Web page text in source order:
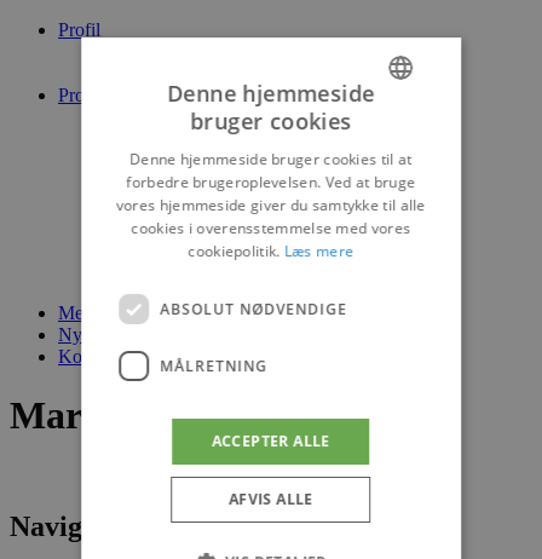
Profil
Produkter
Sverige / Finland
Danmark / Europa
Specialtransport
Materiel
Kurer, Luftfragt & Søfragt
Terminal/Værksted
Olietillæg
Medarbejdere
Nyheder
Kontakt
Marianne K. Hesselvig
Navigation
Denne hjemmeside
bruger cookies
Denne hjemmeside bruger cookies til at
forbedre brugeroplevelsen. Ved at bruge
vores hjemmeside giver du samtykke til alle
cookies i overensstemmelse med vores
cookiepolitik. Læs mere
ABSOLUT NØDVENDIGE
MÅLRETNING
ACCEPTER ALLE
AFVIS ALLE